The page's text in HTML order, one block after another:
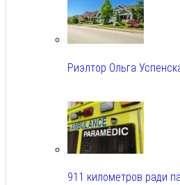
Риэлтор Ольга
911 километров ради